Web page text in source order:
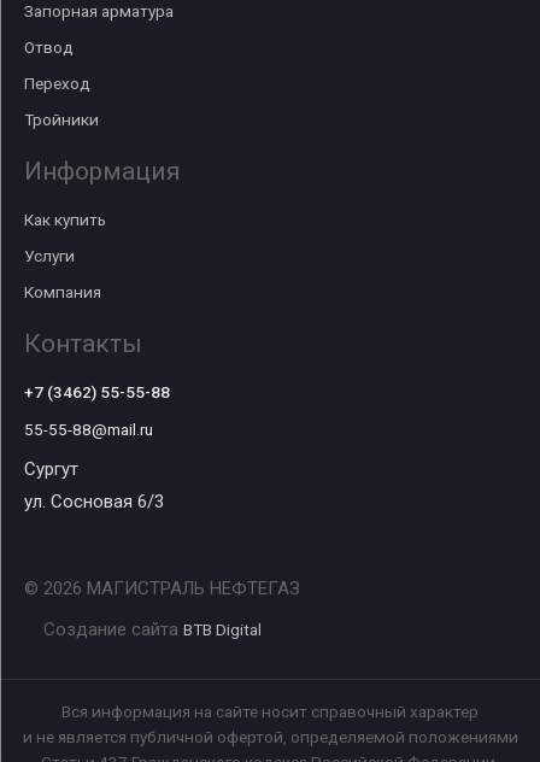
Запорная арматура
Отвод
Переход
Тройники
Информация
Как купить
Услуги
Компания
Контакты
+7 (3462) 55-55-88
55-55-88@mail.ru
Сургут
ул. Сосновая 6/3
© 2026 МАГИСТРАЛЬ НЕФТЕГАЗ
Создание сайта BTB Digital
Вся информация на сайте носит справочный характер
и не является публичной офертой, определяемой положениями